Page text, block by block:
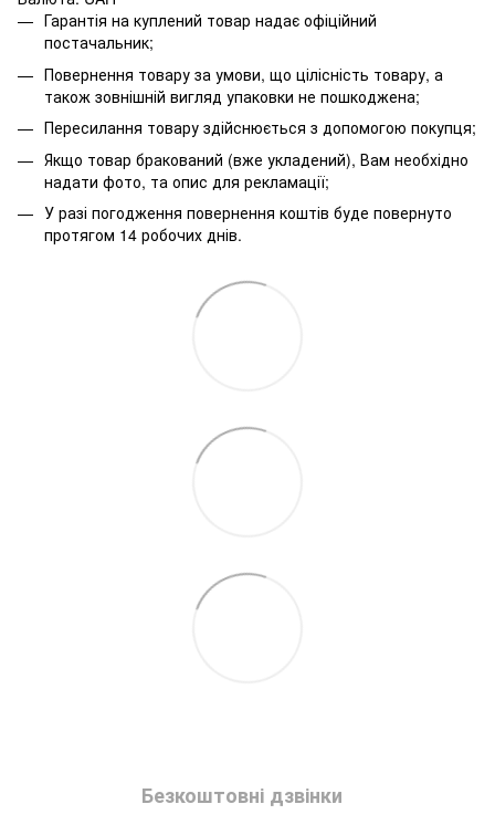
Гарантія на куплений товар надає офіційний
постачальник;
Повернення товару за умови, що цілісність товару, а
також зовнішній вигляд упаковки не пошкоджена;
Пересилання товару здійснюється з допомогою покупця;
Якщо товар бракований (вже укладений), Вам необхідно
надати фото, та опис для рекламації;
У разі погодження повернення коштів буде повернуто
протягом 14 робочих днів.
Безкоштовні дзвінки